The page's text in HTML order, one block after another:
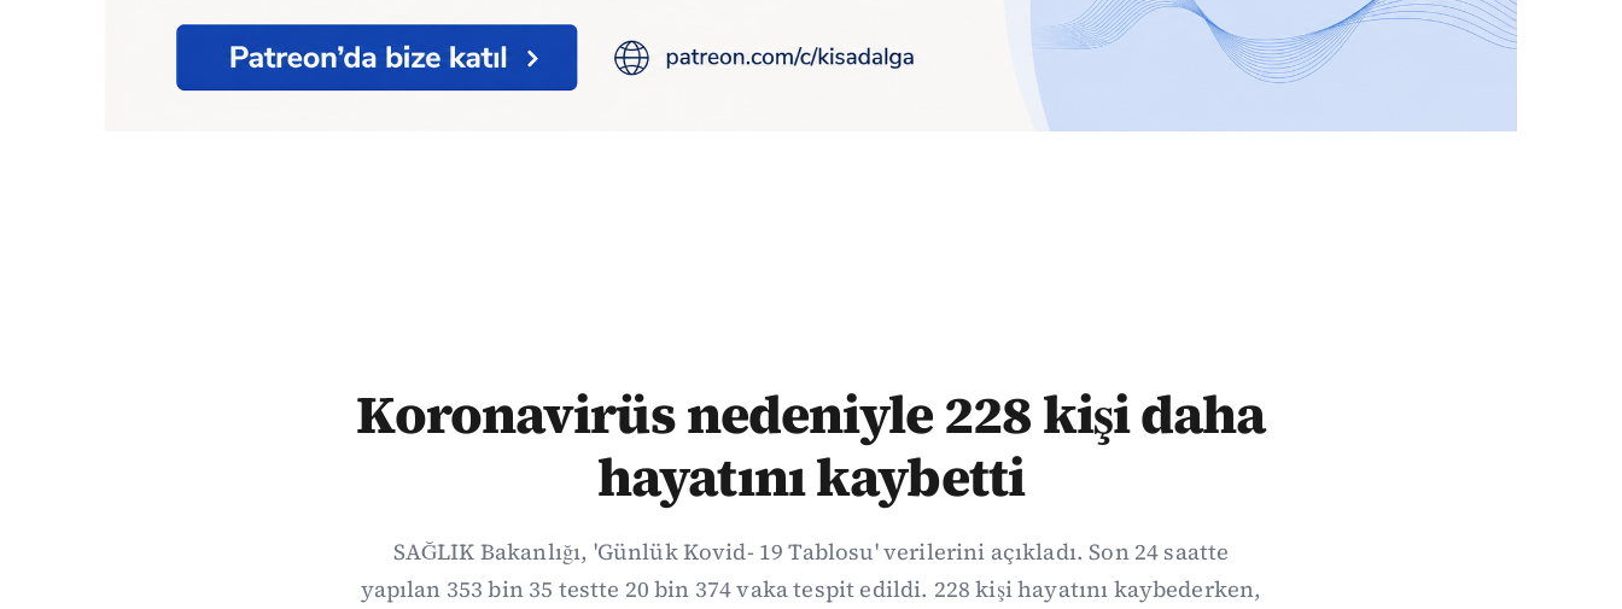
Koronavirüs nedeniyle 228 kişi daha
hayatını kaybetti
SAĞLIK Bakanlığı, 'Günlük Kovid- 19 Tablosu' verilerini açıkladı. Son 24 saatte
yapılan 353 bin 35 testte 20 bin 374 vaka tespit edildi. 228 kişi hayatını kaybederken,